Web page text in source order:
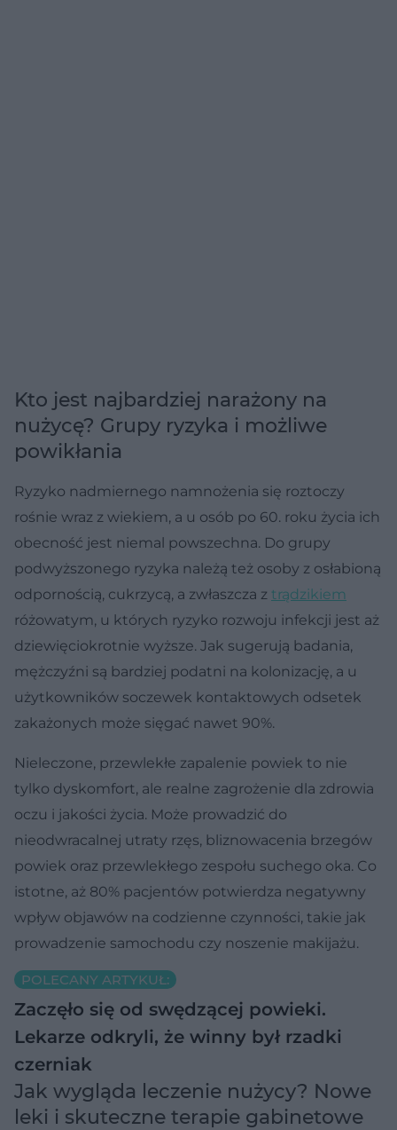
Kto jest najbardziej narażony na
nużycę? Grupy ryzyka i możliwe
powikłania
Ryzyko nadmiernego namnożenia się roztoczy
rośnie wraz z wiekiem, a u osób po 60. roku życia ich
obecność jest niemal powszechna. Do grupy
podwyższonego ryzyka należą też osoby z osłabioną
odpornością, cukrzycą, a zwłaszcza z trądzikiem
różowatym, u których ryzyko rozwoju infekcji jest aż
dziewięciokrotnie wyższe. Jak sugerują badania,
mężczyźni są bardziej podatni na kolonizację, a u
użytkowników soczewek kontaktowych odsetek
zakażonych może sięgać nawet 90%.
Nieleczone, przewlekłe zapalenie powiek to nie
tylko dyskomfort, ale realne zagrożenie dla zdrowia
oczu i jakości życia. Może prowadzić do
nieodwracalnej utraty rzęs, bliznowacenia brzegów
powiek oraz przewlekłego zespołu suchego oka. Co
istotne, aż 80% pacjentów potwierdza negatywny
wpływ objawów na codzienne czynności, takie jak
prowadzenie samochodu czy noszenie makijażu.
POLECANY ARTYKUŁ:
Zaczęło się od swędzącej powieki.
Lekarze odkryli, że winny był rzadki
czerniak
Jak wygląda leczenie nużycy? Nowe
leki i skuteczne terapie gabinetowe